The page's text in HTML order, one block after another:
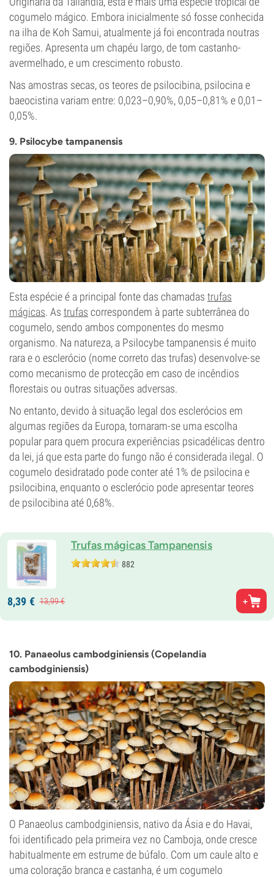
cogumelo mágico. Embora inicialmente só fosse conhecida
na ilha de Koh Samui, atualmente já foi encontrada noutras
regiões. Apresenta um chapéu largo, de tom castanho-
avermelhado, e um crescimento robusto.
Nas amostras secas, os teores de psilocibina, psilocina e
baeocistina variam entre: 0,023–0,90%, 0,05–0,81% e 0,01–
0,05%.
9. Psilocybe tampanensis
Esta espécie é a principal fonte das chamadas trufas
mágicas. As trufas correspondem à parte subterrânea do
cogumelo, sendo ambos componentes do mesmo
organismo. Na natureza, a Psilocybe tampanensis é muito
rara e o esclerócio (nome correto das trufas) desenvolve-se
como mecanismo de protecção em caso de incêndios
florestais ou outras situações adversas.
No entanto, devido à situação legal dos esclerócios em
algumas regiões da Europa, tornaram-se uma escolha
popular para quem procura experiências psicadélicas dentro
da lei, já que esta parte do fungo não é considerada ilegal. O
cogumelo desidratado pode conter até 1% de psilocina e
psilocibina, enquanto o esclerócio pode apresentar teores
de psilocibina até 0,68%.
Trufas mágicas Tampanensis
882
8,39 € 13,99€
10. Panaeolus cambodginiensis (Copelandia
cambodginiensis)
O Panaeolus cambodginiensis, nativo da Ásia e do Havai,
foi identificado pela primeira vez no Camboja, onde cresce
habitualmente em estrume de búfalo. Com um caule alto e
uma coloração branca e castanha, é um cogumelo